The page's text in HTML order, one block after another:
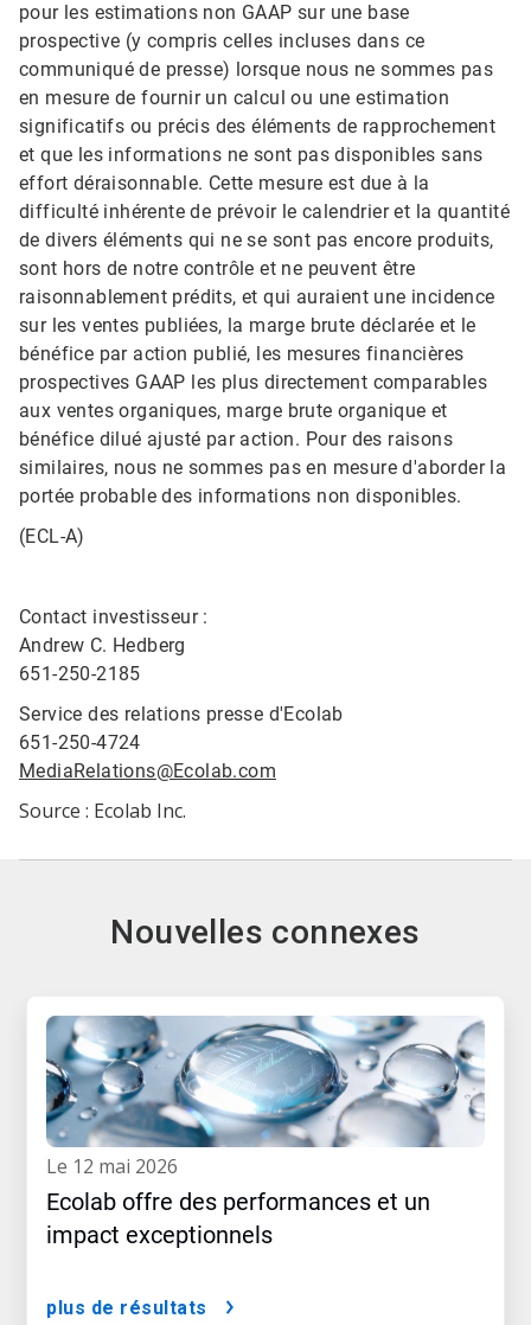
pour les estimations non GAAP sur une base
prospective (y compris celles incluses dans ce
communiqué de presse) lorsque nous ne sommes pas
en mesure de fournir un calcul ou une estimation
significatifs ou précis des éléments de rapprochement
et que les informations ne sont pas disponibles sans
effort déraisonnable. Cette mesure est due à la
difficulté inhérente de prévoir le calendrier et la quantité
de divers éléments qui ne se sont pas encore produits,
sont hors de notre contrôle et ne peuvent être
raisonnablement prédits, et qui auraient une incidence
sur les ventes publiées, la marge brute déclarée et le
bénéfice par action publié, les mesures financières
prospectives GAAP les plus directement comparables
aux ventes organiques, marge brute organique et
bénéfice dilué ajusté par action. Pour des raisons
similaires, nous ne sommes pas en mesure d'aborder la
portée probable des informations non disponibles.
(ECL-A)
Contact investisseur :
Andrew C. Hedberg
651-250-2185
Service des relations presse d'Ecolab
651-250-4724
MediaRelations@Ecolab.com
Source : Ecolab Inc.
Nouvelles connexes
le 12 mai 2026
Ecolab offre des performances et un
impact exceptionnels
plus de résultats